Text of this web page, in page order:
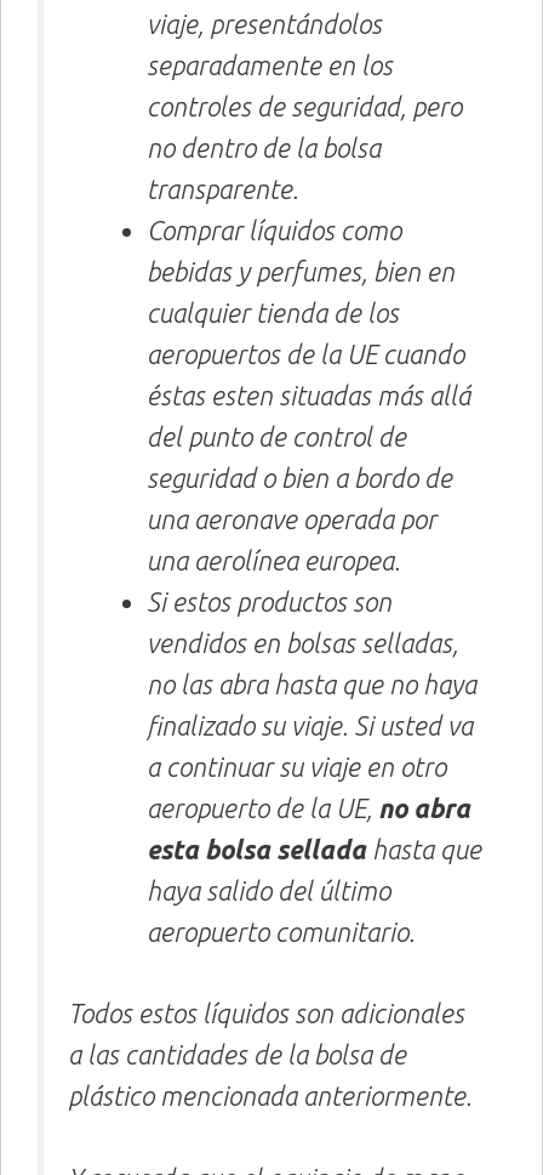
viaje, presentándolos
separadamente en los
controles de seguridad, pero
no dentro de la bolsa
transparente.
Comprar líquidos como
bebidas y perfumes, bien en
cualquier tienda de los
aeropuertos de la UE cuando
éstas esten situadas más allá
del punto de control de
seguridad o bien a bordo de
una aeronave operada por
una aerolínea europea.
Si estos productos son
vendidos en bolsas selladas,
no las abra hasta que no haya
finalizado su viaje. Si usted va
a continuar su viaje en otro
aeropuerto de la UE, no abra
esta bolsa selladahasta que
haya salido del último
aeropuerto comunitario.
Todos estos líquidos son adicionales
a las cantidades de la bolsa de
plástico mencionada anteriormente.